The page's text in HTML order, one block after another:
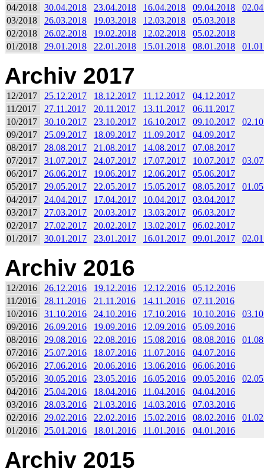
04/2018
30.04.2018 23.04.2018 16.04.2018 09.04.2018
03/2018
26.03.2018 19.03.2018 12.03.2018
05.03.2018
02/2018
26.02.2018 19.02.2018 12.02.2018
05.02.2018
01/2018
29.01.2018 22.01.2018 15.01.2018 08.01.2018
Archiv 2017
12/2017 25.12.2017 18.12.2017 11.12.2017
04.12.2017
11/2017
27.11.2017 20.11.2017 13.11.2017
06.11.2017
10/2017
30.10.2017 23.10.2017 16.10.2017 09.10.2017
09/2017
25.09.2017 18.09.2017 11.09.2017
04.09.2017
08/2017
28.08.2017 21.08.2017 14.08.2017
07.08.2017
07/2017
31.07.2017 24.07.2017 17.07.2017 10.07.2017
06/2017
26.06.2017 19.06.2017 12.06.2017
05.06.2017
05/2017
29.05.2017 22.05.2017 15.05.2017 08.05.2017
04/2017
24.04.2017 17.04.2017 10.04.2017
03.04.2017
03/2017
27.03.2017 20.03.2017 13.03.2017
06.03.2017
02/2017
27.02.2017 20.02.2017 13.02.2017
06.02.2017
01/2017
30.01.2017 23.01.2017 16.01.2017 09.01.2017
Archiv 2016
12/2016 26.12.2016 19.12.2016 12.12.2016
05.12.2016
11/2016
28.11.2016 21.11.2016 14.11.2016
07.11.2016
10/2016
31.10.2016 24.10.2016 17.10.2016 10.10.2016
09/2016
26.09.2016 19.09.2016 12.09.2016
05.09.2016
08/2016
29.08.2016 22.08.2016 15.08.2016 08.08.2016
07/2016
25.07.2016 18.07.2016 11.07.2016
04.07.2016
06/2016
27.06.2016 20.06.2016 13.06.2016
06.06.2016
05/2016
30.05.2016 23.05.2016 16.05.2016 09.05.2016
04/2016
25.04.2016 18.04.2016 11.04.2016
04.04.2016
03/2016
28.03.2016 21.03.2016 14.03.2016
07.03.2016
02/2016
29.02.2016 22.02.2016 15.02.2016 08.02.2016
01/2016
25.01.2016 18.01.2016 11.01.2016 04.01.2016
Archiv 2015